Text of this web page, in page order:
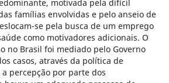
motivada pela difícil
famílias envolvidas e pelo anseio de
se pela busca de um emprego
como motivadores adicionais. O
no Brasil foi mediado pelo Governo
casos, através da política de
percepção por parte dos